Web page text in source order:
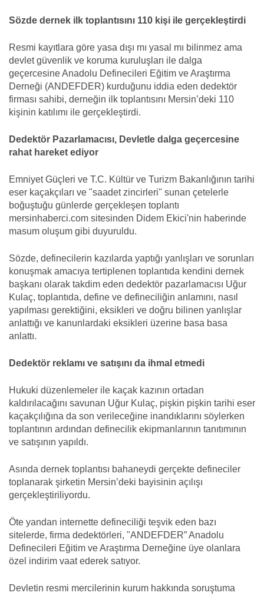
Sözde dernek ilk toplantısını 110 kişi ile gerçekleştirdi
Resmi kayıtlara göre yasa dışı mı yasal mı bilinmez ama
devlet güvenlik ve koruma kuruluşları ile dalga
geçercesine Anadolu Definecileri Eğitim ve Araştırma
Derneği (ANDEFDER) kurduğunu iddia eden dedektör
firması sahibi, derneğin ilk toplantısını Mersin’deki 110
kişinin katılımı ile gerçekleştirdi.
Dedektör Pazarlamacısı, Devletle dalga geçercesine
rahat hareket ediyor
Emniyet Güçleri ve T.C. Kültür ve Turizm Bakanlığının tarihi
eser kaçakçıları ve "saadet zincirleri" sunan çetelerle
boğuştuğu günlerde gerçekleşen toplantı
mersinhaberci.com sitesinden Didem Ekici'nin haberinde
masum oluşum gibi duyuruldu.
Sözde, definecilerin kazılarda yaptığı yanlışları ve sorunları
konuşmak amacıya tertiplenen toplantıda kendini dernek
başkanı olarak takdim eden dedektör pazarlamacısı Uğur
Kulaç, toplantıda, define ve defineciliğin anlamını, nasıl
yapılması gerektiğini, eksikleri ve doğru bilinen yanlışlar
anlattığı ve kanunlardaki eksikleri üzerine basa basa
anlattı.
Dedektör reklamı ve satışını da ihmal etmedi
Hukuki düzenlemeler ile kaçak kazının ortadan
kaldırılacağını savunan Uğur Kulaç, pişkin pişkin tarihi eser
kaçakçılığına da son verileceğine inandıklarını söylerken
toplantının ardından definecilik ekipmanlarının tanıtımının
ve satışının yapıldı.
Asında dernek toplantısı bahaneydi gerçekte defineciler
toplanarak şirketin Mersin’deki bayisinin açılışı
gerçekleştiriliyordu.
Öte yandan internette defineciliği teşvik eden bazı
sitelerde, firma dedektörleri, "ANDEFDER” Anadolu
Definecileri Eğitim ve Araştırma Derneğine üye olanlara
özel indirim vaat ederek satıyor.
Devletin resmi mercilerinin kurum hakkında soruştuma